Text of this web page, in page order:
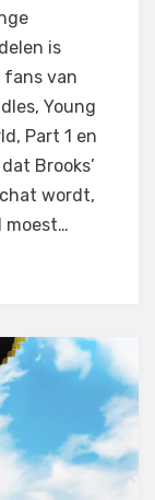
is
fans van
Young
Part 1 en
Brooks’
wordt,
moest…